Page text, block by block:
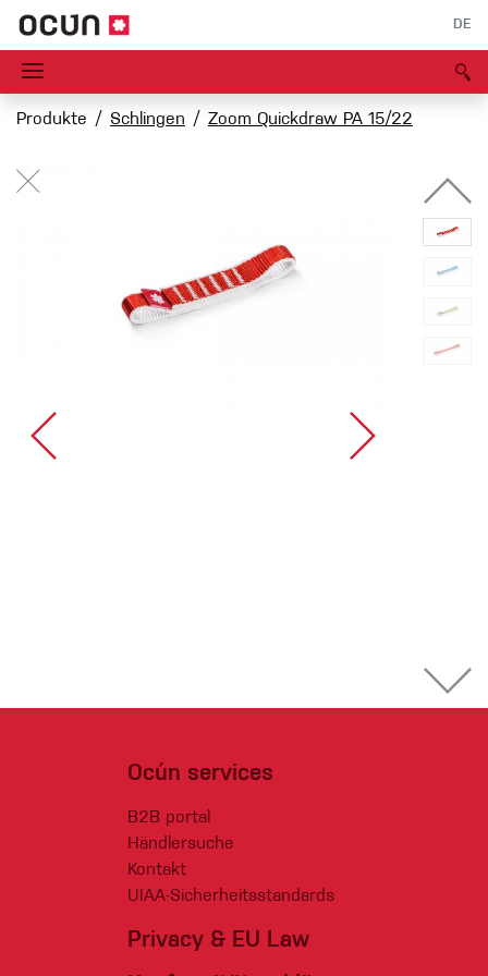
DE
Produkte Schlingen Zoom Quickdraw PA 15/22
Ocún services
B2B portal
Händlersuche
Kontakt
UIAA-Sicherheitsstandards
Privacy & EU Law